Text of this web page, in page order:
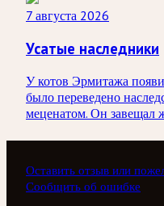
7 августа 2026
Усатые наследники
У котов Эрмитажа
было переведено
меценатом. Он завещал
Оставить отзыв или
Сообщить об ошибке